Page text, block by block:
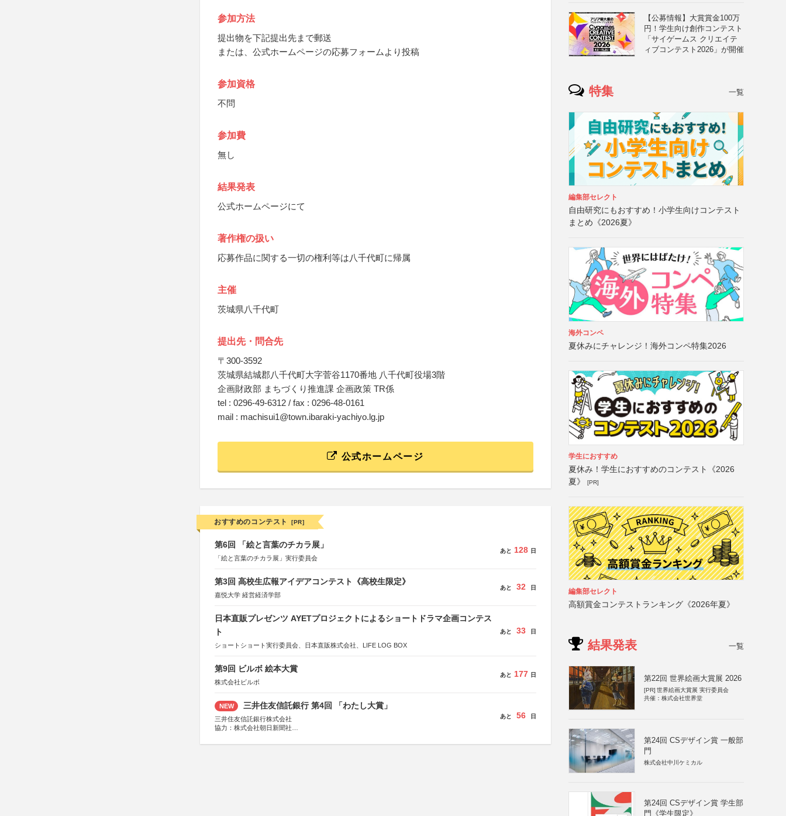
参加方法
提出物を下記提出先まで郵送
または、公式ホームページの応募フォームより投稿
参加資格
不問
参加費
無し
結果発表
公式ホームページにて
著作権の扱い
応募作品に関する一切の権利等は八千代町に帰属
主催
茨城県八千代町
提出先・問合先
〒300-3592
茨城県結城郡八千代町大字菅谷1170番地 八千代町役場3階
企画財政部 まちづくり推進課 企画政策 TR係
tel : 0296-49-6312 / fax : 0296-48-0161
mail : machisui1@town.ibaraki-yachiyo.lg.jp
公式ホームページ
おすすめのコンテスト [PR]
第6回 「絵と言葉のチカラ展」
「絵と言葉のチカラ展」実行委員会
あと 128 日
第3回 高校生広報アイデアコンテスト《高校生限定》
嘉悦大学 経営経済学部
あと 32 日
日本直販プレゼンツ AYETプロジェクトによるショートドラマ企画コンテス
ト
ショートショート実行委員会、日本直販株式会社、LIFE LOG BOX
あと 33 日
第9回 ビルボ 絵本大賞
株式会社ビルボ
あと 177 日
NEW 三井住友信託銀行 第4回 「わたし大賞」
三井住友信託銀行株式会社
協力：株式会社朝日新聞社
あと 56 日
【公募情報】大賞賞金100万
円！学生向け創作コンテスト
「サイゲームス クリエイテ
ィブコンテスト2026」が開催
特集 一覧
編集部セレクト
自由研究にもおすすめ！小学生向けコンテスト
まとめ《2026夏》
海外コンペ
夏休みにチャレンジ！海外コンペ特集2026
学生におすすめ
夏休み！学生におすすめのコンテスト《2026
夏》
[PR]
編集部セレクト
高額賞金コンテストランキング《2026年夏》
結果発表 一覧
第22回 世界絵画大賞展 2026
[PR] 世界絵画大賞展 実行委員会
共催：株式会社世界堂
第24回 CSデザイン賞 一般部
門
株式会社中川ケミカル
第24回 CSデザイン賞 学生部
門《学生限定》